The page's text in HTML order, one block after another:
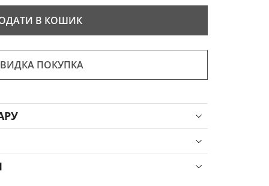
В КОШИК
ПОКУПКА